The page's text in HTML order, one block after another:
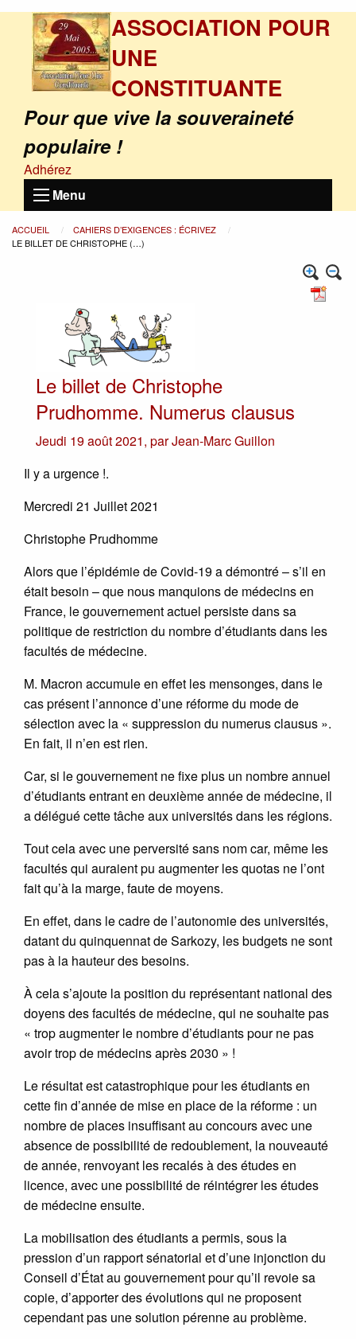
ASSOCIATION POUR
UNE
CONSTITUANTE
Pour que vive la souveraineté
populaire !
Adhérez
Menu
ACCUEIL
CAHIERS D’EXIGENCES : ÉCRIVEZ
LE BILLET DE CHRISTOPHE (…)
Le billet de Christophe
Prudhomme. Numerus clausus
Jeudi 19 août 2021, parJean-Marc Guillon
Il y a urgence !.
Mercredi 21 Juillet 2021
Christophe Prudhomme
Alors que l’épidémie de Covid-19 a démontré – s’il en
était besoin – que nous manquions de médecins en
France, le gouvernement actuel persiste dans sa
politique de restriction du nombre d’étudiants dans les
facultés de médecine.
M. Macron accumule en effet les mensonges, dans le
cas présent l’annonce d’une réforme du mode de
sélection avec la « suppression du numerus clausus ».
En fait, il n’en est rien.
Car, si le gouvernement ne fixe plus un nombre annuel
d’étudiants entrant en deuxième année de médecine, il
a délégué cette tâche aux universités dans les régions.
Tout cela avec une perversité sans nom car, même les
facultés qui auraient pu augmenter les quotas ne l’ont
fait qu’à la marge, faute de moyens.
En effet, dans le cadre de l’autonomie des universités,
datant du quinquennat de Sarkozy, les budgets ne sont
pas à la hauteur des besoins.
À cela s’ajoute la position du représentant national des
doyens des facultés de médecine, qui ne souhaite pas
« trop augmenter le nombre d’étudiants pour ne pas
avoir trop de médecins après 2030 » !
Le résultat est catastrophique pour les étudiants en
cette fin d’année de mise en place de la réforme : un
nombre de places insuffisant au concours avec une
absence de possibilité de redoublement, la nouveauté
de année, renvoyant les recalés à des études en
licence, avec une possibilité de réintégrer les études
de médecine ensuite.
La mobilisation des étudiants a permis, sous la
pression d’un rapport sénatorial et d’une injonction du
Conseil d’État au gouvernement pour qu’il revoie sa
copie, d’apporter des évolutions qui ne proposent
cependant pas une solution pérenne au problème.